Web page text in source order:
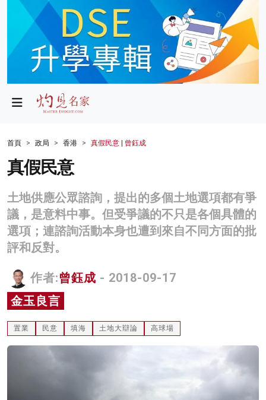
政局
財經
生活
商業
科技
名家榜
灼見活動
關於我們
首頁 政局 香港 真假民意 | 曾鈺成
真假民意
土地供應公眾諮詢，提出的多個土地選項都有爭
議，是意料中事。但受爭議的不只是各個具體的
選項；連諮詢活動本身也遭到來自不同方面的批
評和反對。
作者:曾鈺成 - 2018-09-17
金玉良言
置業 民意 填海 土地大辯論 高球場